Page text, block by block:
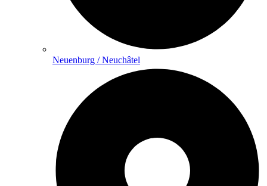
Neuenburg / Neuchâtel